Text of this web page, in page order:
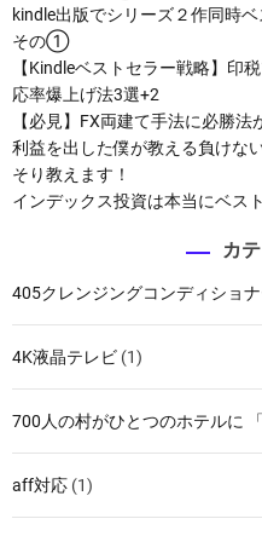
kindle出版でシリーズ２作同時
その①
【Kindleベストセラー戦略】印
応率爆上げ法3選+2
【必見】FX両建て手法に必勝
利益を出した僕が教える負けな
そり教えます！
インデックス投資は本当にベス
カ
405クレンジングコンディショ
4K液晶テレビ (1)
700人の村がひとつのホテルに
aff対応 (1)